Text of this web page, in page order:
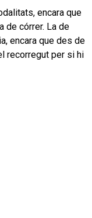
encara que
de córrer. La de
encara que des de
recorregut per si hi